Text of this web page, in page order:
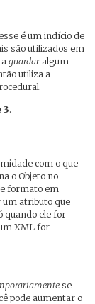
é um indício de
são utilizados em
guardar algum
utiliza a
3.
com o que
o Objeto no
formato em
um atributo que
quando ele for
XML for
se
pode aumentar o